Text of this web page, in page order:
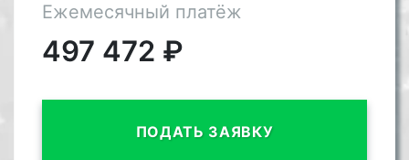
Ежемесячный платёж
497 472 ₽
ПОДАТЬ ЗАЯВКУ